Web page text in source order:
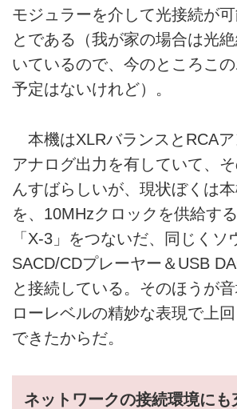
モジュラーを介して光接続が
とである（我が家の場合は光
いているので、今のところこ
予定はないけれど）。
本機はXLRバランスとRCA
アナログ出力を有していて、
んすばらしいが、現状ぼくは
を、10MHzクロックを供給す
「X-3」をつないだ、同じくソ
SACD/CDプレーヤー＆USB
と接続している。そのほうが
ローレベルの精妙な表現で上
できたからだ。
ネットワークの接続環境にも